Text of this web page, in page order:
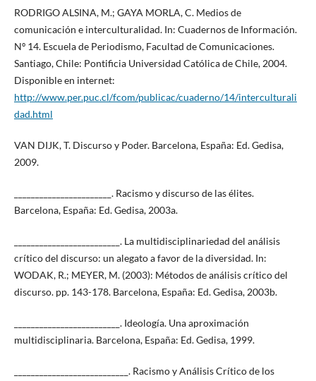
RODRIGO ALSINA, M.; GAYA MORLA, C. Medios de
comunicación e interculturalidad. In: Cuadernos de Información.
Nº 14. Escuela de Periodismo, Facultad de Comunicaciones.
Santiago, Chile: Pontificia Universidad Católica de Chile, 2004.
Disponible en internet:
http://www.per.puc.cl/fcom/publicac/cuaderno/14/interculturali
dad.html
VAN DIJK, T. Discurso y Poder. Barcelona, España: Ed. Gedisa,
2009.
_______________________. Racismo y discurso de las élites.
Barcelona, España: Ed. Gedisa, 2003a.
_________________________. La multidisciplinariedad del análisis
crítico del discurso: un alegato a favor de la diversidad. In:
WODAK, R.; MEYER, M. (2003): Métodos de análisis crítico del
discurso. pp. 143-178. Barcelona, España: Ed. Gedisa, 2003b.
_________________________. Ideología. Una aproximación
multidisciplinaria. Barcelona, España: Ed. Gedisa, 1999.
___________________________. Racismo y Análisis Crítico de los